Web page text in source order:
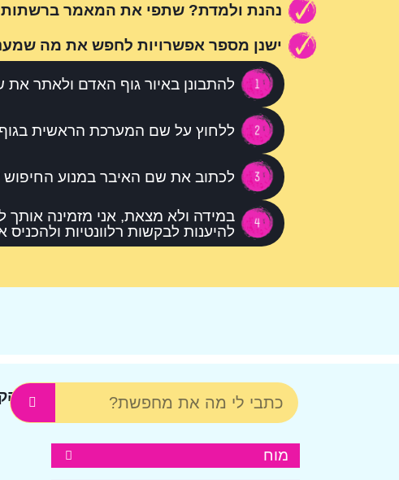
נהנת ולמדת? שתפי את המאמר ברשתות
ישנן מספר אפשרויות לחפש את מה
להתבונן באיור גוף האדם ולאתר את
ללחוץ על שם המערכת הראשית
לכתוב את שם האיבר במנוע
במידה ולא מצאת, אני מזמינה אותך
להיענות לבקשות רלוונטיות
לחצי על
מוח